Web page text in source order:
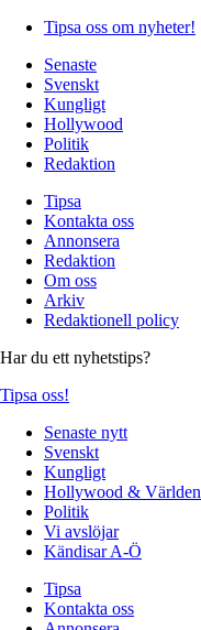
Tipsa oss om nyheter!
Senaste
Svenskt
Kungligt
Hollywood
Politik
Redaktion
Tipsa
Kontakta oss
Annonsera
Redaktion
Om oss
Arkiv
Redaktionell policy
Har du ett nyhetstips?
Tipsa oss!
Senaste nytt
Svenskt
Kungligt
Hollywood & Världen
Politik
Vi avslöjar
Kändisar A-Ö
Tipsa
Kontakta oss